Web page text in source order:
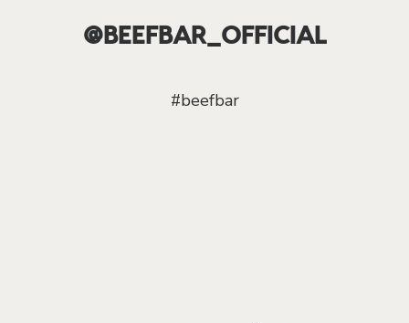
@BEEFBAR_OFFICIAL
#beefbar